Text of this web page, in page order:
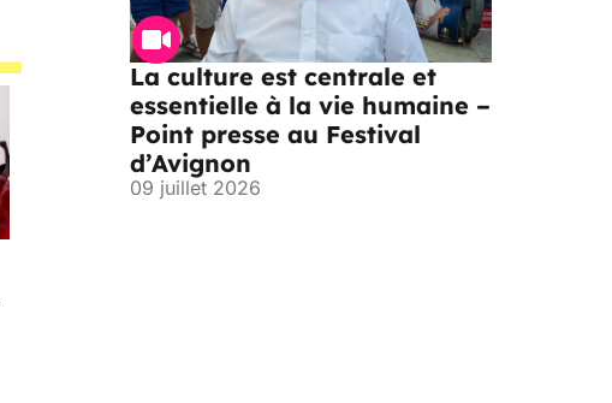
La culture est centrale et
essentielle à la vie humaine –
Point presse au Festival
d’Avignon
09 juillet 2026